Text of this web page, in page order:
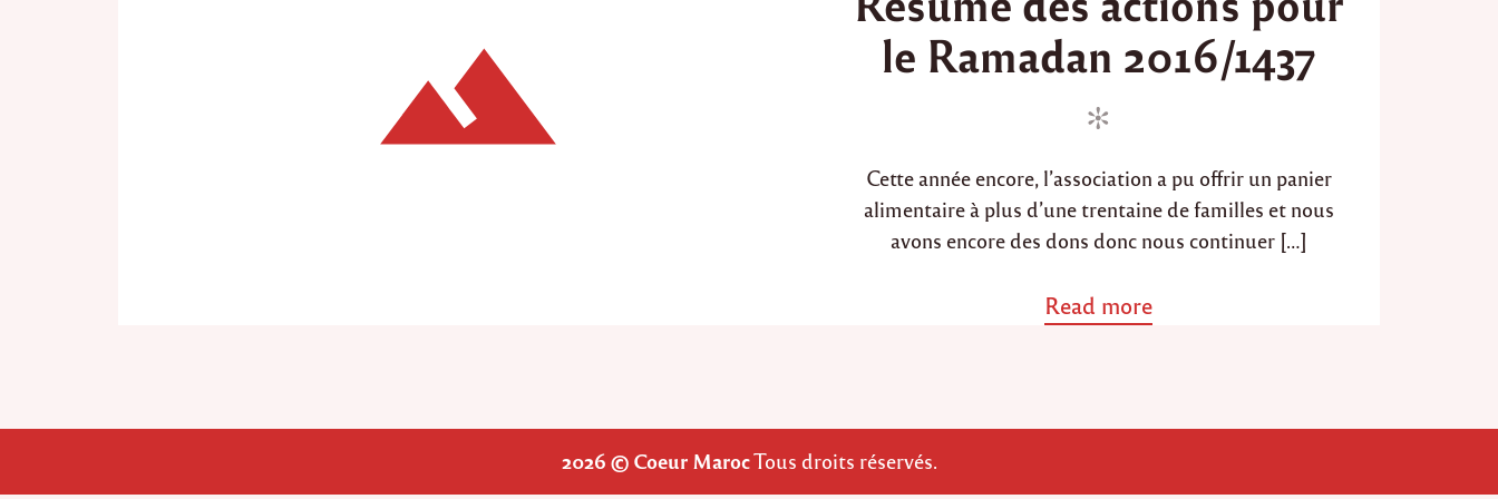
d
t
e
d
le Ramadan 2016/1437
Cette année encore, l’association a pu offrir un panier
alimentaire à plus d’une trentaine de familles et nous
avons encore des dons donc nous continuer […]
Read morea
b
R
2026 © Coeur MarocTous droits réservés.